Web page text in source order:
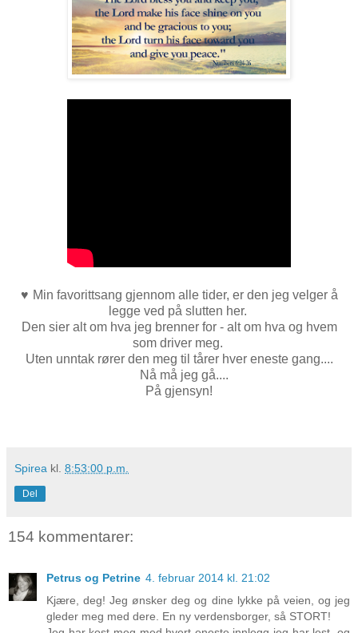
♥ Min favorittsang gjennom alle tider, er den jeg velger å
legge ved på slutten her.
Den sier alt om hva jeg brenner for - alt om hva og hvem
som driver meg.
Uten unntak rører den meg til tårer hver eneste gang....
Nå må jeg gå....
På gjensyn!
Spirea kl. 8:53:00 p.m.
Del
154 kommentarer:
Petrus og Petrine 4. februar 2014 kl. 21:02
Kjære, deg! Jeg ønsker deg og dine lykke på veien, og jeg
gleder meg med dere. En ny verdensborger, så STORT!